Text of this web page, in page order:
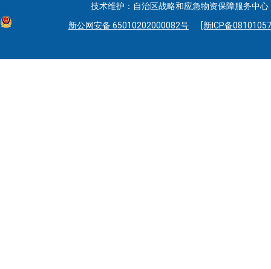
技术维护：自治区战略和应急物资保障服务中
新公网安备 65010202000082号
[新ICP备